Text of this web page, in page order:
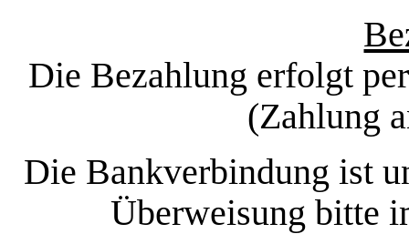
Die Bezahlung erfolgt
(Zahlung
Die Bankverbindung ist
Überweisung bitte